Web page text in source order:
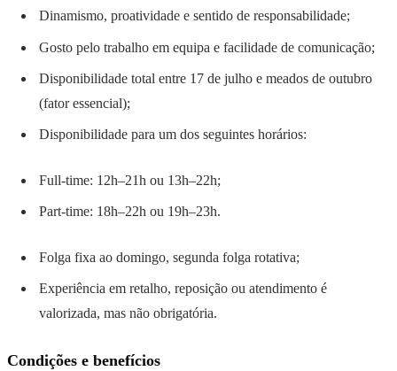
Dinamismo, proatividade e sentido de responsabilidade;
Gosto pelo trabalho em equipa e facilidade de comunicação;
Disponibilidade total entre 17 de julho e meados de outubro
(fator essencial);
Disponibilidade para um dos seguintes horários:
Full-time: 12h–21h ou 13h–22h;
Part-time: 18h–22h ou 19h–23h.
Folga fixa ao domingo, segunda folga rotativa;
Experiência em retalho, reposição ou atendimento é
valorizada, mas não obrigatória.
Condições e benefícios